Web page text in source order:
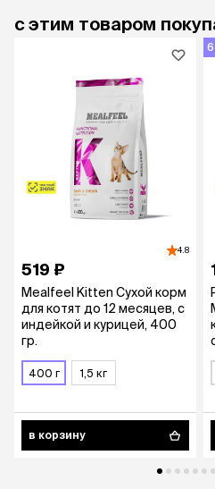
с этим товаром
4.8
519 ₽
Mealfeel Kitten Сухой корм
для котят до 12 месяцев, с
индейкой и курицей, 400
гр.
400 г 1,5 кг
в корзину